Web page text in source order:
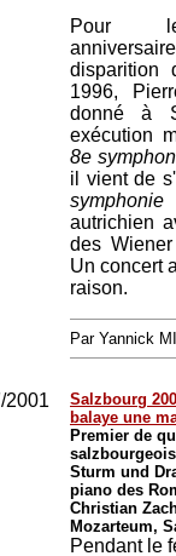
Pour
disparition
1996,
donné à
exécution
8e
il vient de
symphonie
autrichien
des
Un concert
raison.
Par Yannick
2001
Salzbourg
balaye une
Premier de
Sturm und
piano des
Christian
Mozarteum,
Pendant le